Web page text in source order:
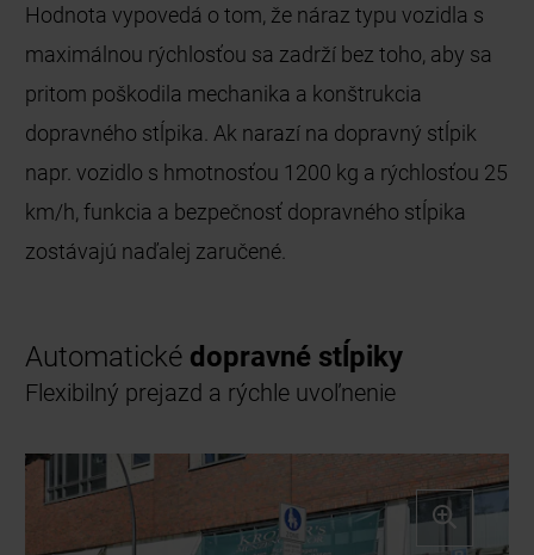
Hodnota vypovedá o tom, že náraz typu vozidla s
maximálnou rýchlosťou sa zadrží bez toho, aby sa
pritom poškodila mechanika a konštrukcia
dopravného stĺpika. Ak narazí na dopravný stĺpik
napr. vozidlo s hmotnosťou 1200 kg a rýchlosťou 25
km/h, funkcia a bezpečnosť dopravného stĺpika
zostávajú naďalej zaručené.
Automatické dopravné stĺpiky
Flexibilný prejazd a rýchle uvoľnenie